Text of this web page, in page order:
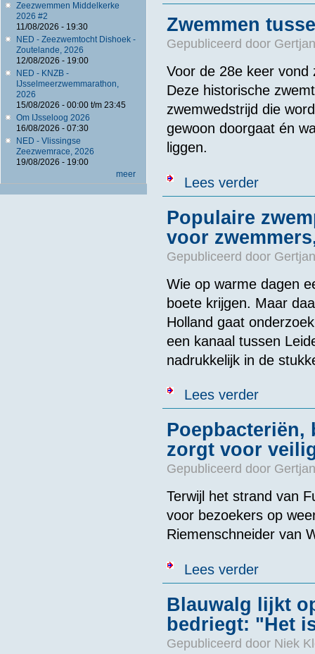
Zeezwemmen Middelkerke
2026 #2
11/08/2026 - 19:30
NED - Zeezwemtocht Dishoek -
Zoutelande, 2026
12/08/2026 - 19:00
NED - KNZB -
IJsselmeerzwemmarathon,
2026
15/08/2026 - 00:00t/m 23:45
Om IJsseloog 2026
16/08/2026 - 07:30
NED - Vlissingse
Zeezwemrace, 2026
19/08/2026 - 19:00
meer
Zwemmen
Gepubliceerd door
Voor de 28e keer vond
Deze historische
zwemwedstrijd die
gewoon doorgaat én
liggen.
Lees verderover
Populaire
voor
Gepubliceerd door
Wie op warme dagen
boete krijgen. Maar
Holland gaat
een kanaal tussen
nadrukkelijk in de
Lees verderover
zorgt voor
Gepubliceerd door
Terwijl het strand van
voor bezoekers op
Riemenschneider van
Lees verderover
Blauwalg lijkt
bedriegt: "Het
Gepubliceerd door Niek